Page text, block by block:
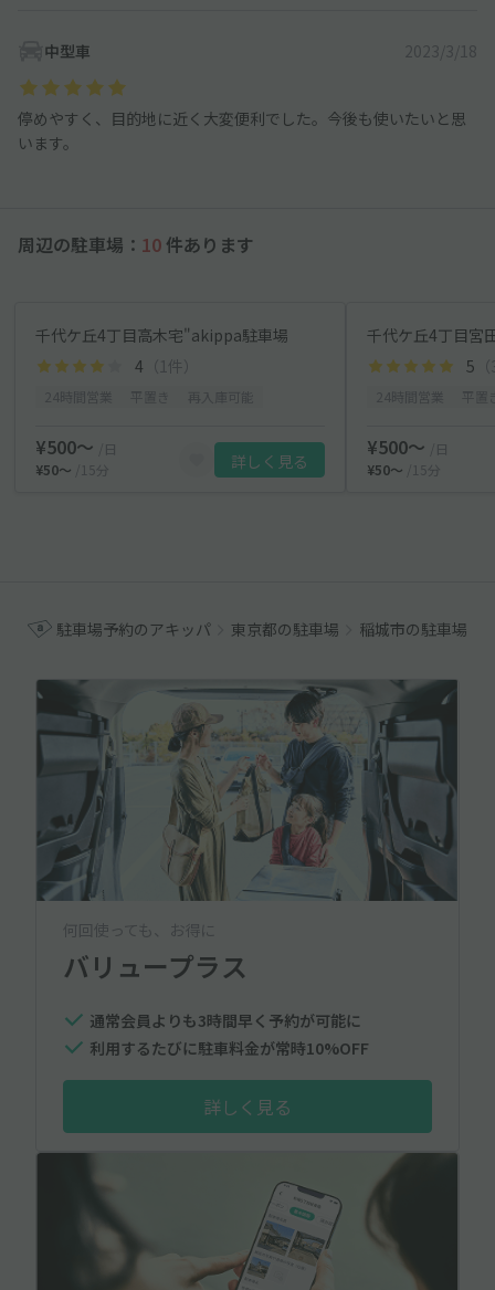
中型車 2023/3/18
停めやすく、目的地に近く大変便利でした。今後も使いたいと思
います。
周辺の駐車場： 10 件あります
千代ケ丘4丁目高木宅"akippa駐車場
4 （1件）
¥500〜
/日
¥50〜
/15分 詳しく見る
千代ケ丘4丁目宮
5
¥500〜
/日
¥50〜
/15分
駐車場予約のアキッパ 東京都の駐車場 稲城市の駐車場
何回使っても、お得に
バリュープラス
通常会員よりも3時間早く予約が可能に
利用するたびに駐車料金が常時10%OFF
詳しく見る